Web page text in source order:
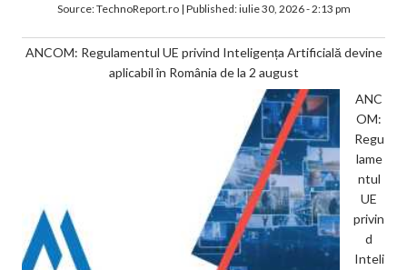
Source:TechnoReport.ro| Published:iulie 30, 2026 - 2:13 pm
ANCOM: Regulamentul UE privind Inteligența Artificială devine
aplicabil în România de la 2 august
ANC
OM:
Regu
lame
ntul
UE
privin
d
Inteli